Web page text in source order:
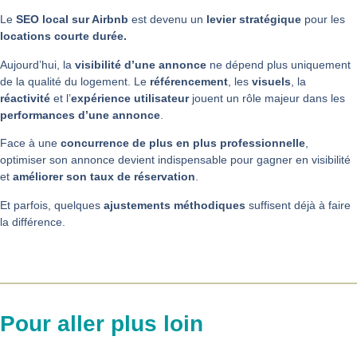
Le SEO local sur Airbnb est devenu un levier stratégique pour les
locations courte durée.
Aujourd’hui, la visibilité d’une annonce ne dépend plus uniquement
de la qualité du logement. Le référencement , les visuels , la
réactivité et l’expérience utilisateurjouent un rôle majeur dans les
performances d’une annonce
Face à une concurrence de plus en plus professionnelle,
optimiser son annonce devient indispensable pour gagner en visibilité
et améliorer son taux de réservation.
Et parfois, quelques ajustements méthodiques suffisent déjà à faire
la différence.
Pour aller plus loin